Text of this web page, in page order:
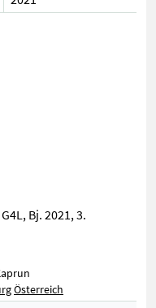
Bj. 2021, 3.
Österreich